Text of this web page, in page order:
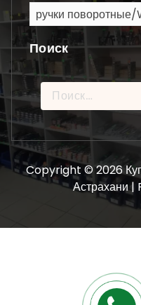
ручки
Поиск
Найти:
Copyright © 2026
Астрахани